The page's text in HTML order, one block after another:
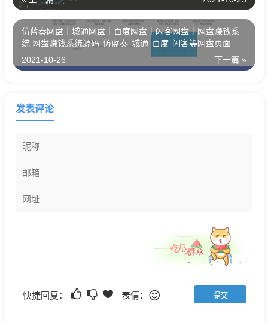
仿蓝奏网盘｜城通网盘｜百度网盘｜闪客网盘｜网盘赚钱系
统 网盘赚钱系统源码_仿蓝奏_城通_百度_闪客等网盘页面
下一篇 »
2021-10-26
发表评论
快捷回复： 表情：